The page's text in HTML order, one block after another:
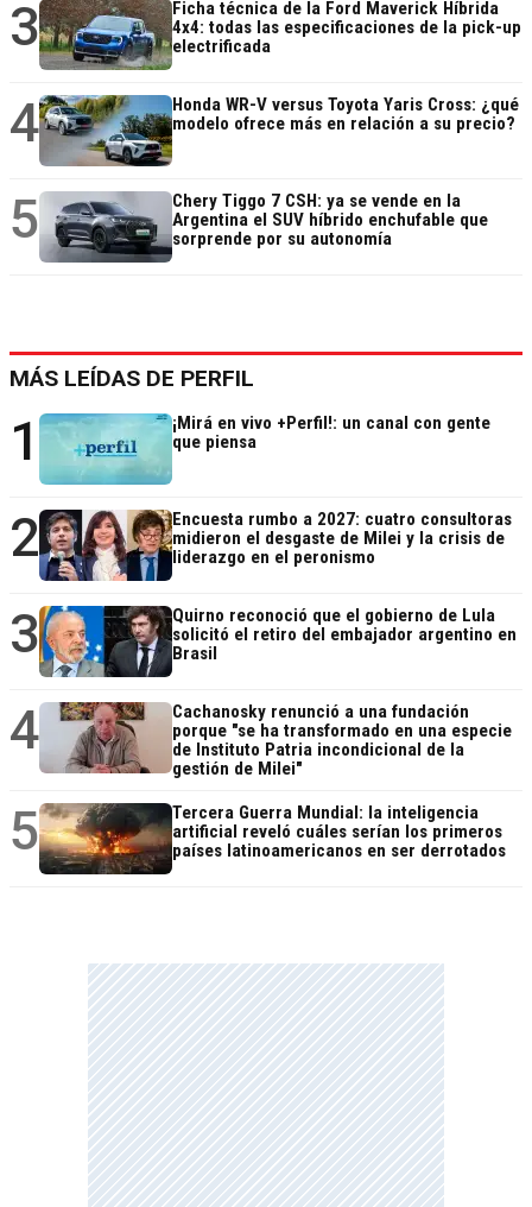
3
Ficha técnica de la Ford Maverick Híbrida
4x4: todas las especificaciones de la pick-up
electrificada
4
Honda WR-V versus Toyota Yaris Cross: ¿qué
modelo ofrece más en relación a su precio?
5
Chery Tiggo 7 CSH: ya se vende en la
Argentina el SUV híbrido enchufable que
sorprende por su autonomía
MÁS LEÍDAS DE PERFIL
1
¡Mirá en vivo +Perfil!: un canal con gente
que piensa
2
Encuesta rumbo a 2027: cuatro consultoras
midieron el desgaste de Milei y la crisis de
liderazgo en el peronismo
3
Quirno reconoció que el gobierno de Lula
solicitó el retiro del embajador argentino en
Brasil
4
Cachanosky renunció a una fundación
porque "se ha transformado en una especie
de Instituto Patria incondicional de la
gestión de Milei"
5
Tercera Guerra Mundial: la inteligencia
artificial reveló cuáles serían los primeros
países latinoamericanos en ser derrotados